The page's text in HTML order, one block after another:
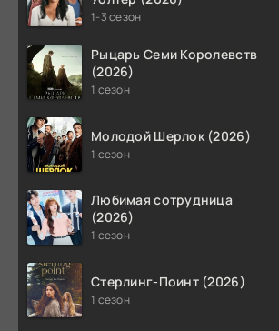
1-3 сезон
Рыцарь Семи Королевств
(2026)
1 сезон
Молодой Шерлок (2026)
1 сезон
Любимая сотрудница
(2026)
1 сезон
Стерлинг-Поинт (2026)
1 сезон